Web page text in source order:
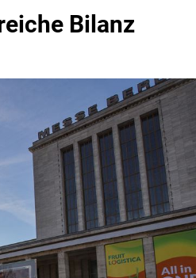
Bilanz